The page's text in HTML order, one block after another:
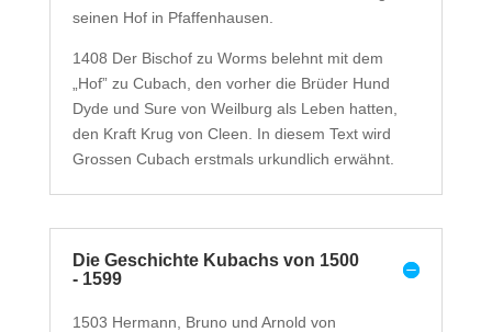
seinen Hof in Pfaffenhausen.
1408 Der Bischof zu Worms belehnt mit dem
„Hof” zu Cubach, den vorher die Brüder Hund
Dyde und Sure von Weilburg als Leben hatten,
den Kraft Krug von Cleen. In diesem Text wird
Grossen Cubach erstmals urkundlich erwähnt.
Die Geschichte Kubachs von 1500
- 1599
1503 Hermann, Bruno und Arnold von